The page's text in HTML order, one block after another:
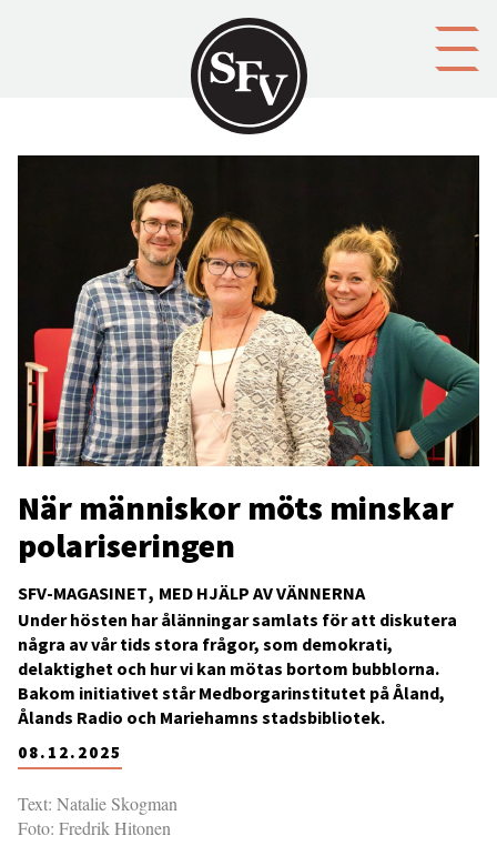
SFV-MAGASINET MED HJÄLP AV VÄNNERNA
När människor möts minskar
polariseringen
08.12.2025
Under hösten har ålänningar samlats för att diskutera
några av vår tids stora frågor, som demokrati,
delaktighet och hur vi kan mötas bortom bubblorna.
Bakom initiativet står Medborgarinstitutet på Åland,
Ålands Radio och Mariehamns stadsbibliotek.
Text: Natalie Skogman
Foto: Fredrik Hitonen